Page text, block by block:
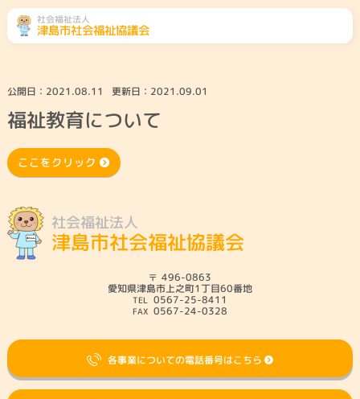
社会福祉法人
津島市社会福祉協議会
ふくし総合相談 相談先をみる
地域のこと くらしのこと
子どものこと
集
公開日： 2021.08.11 更新日： 2021.09.01
福祉教育について
ここをクリック
社会福祉法人
津島市社会福祉協議会
496-0863
愛知県津島市上之町1丁目60番地
0567-25-8411
0567-24-0328
各事業についての電話番号はこちら